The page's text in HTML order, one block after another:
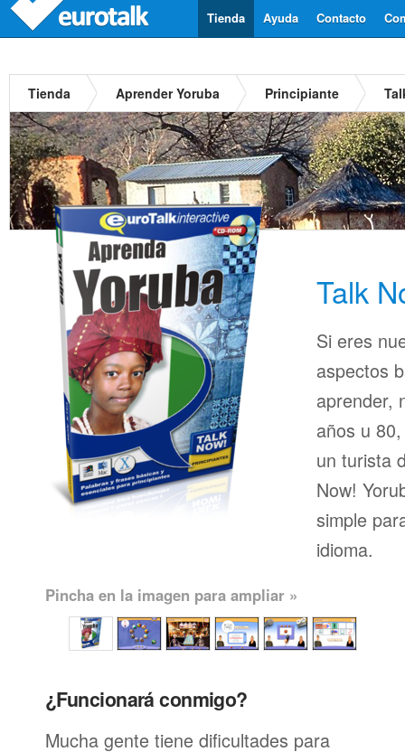
Contacto
Ayuda
Tienda
Tienda Aprender Yoruba Principiante
Talk
Si eres
aspectos
aprender,
años u
un turista
Now!
simple
idioma.
Pincha en la imagen para ampliar »
¿Funcionará conmigo?
Mucha gente tiene dificultades para